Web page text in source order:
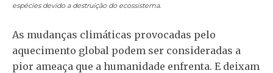
espécies devido a destruição do ecossistema.
As mudanças climáticas provocadas pelo
aquecimento global podem ser consideradas a
pior ameaça que a humanidade enfrenta. E deixam